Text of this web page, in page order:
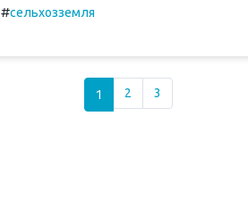
#сельхозземля
1 2 3